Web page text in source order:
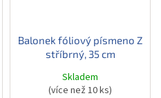
Balonek fóliový písmeno Z
stříbrný, 35 cm
Skladem
(více než 10 ks)